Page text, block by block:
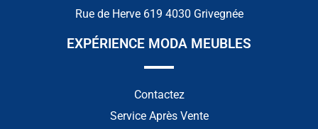
Rue de Herve 619 4030 Grivegnée
EXPÉRIENCE MODA MEUBLES
Contactez
Service Après Vente